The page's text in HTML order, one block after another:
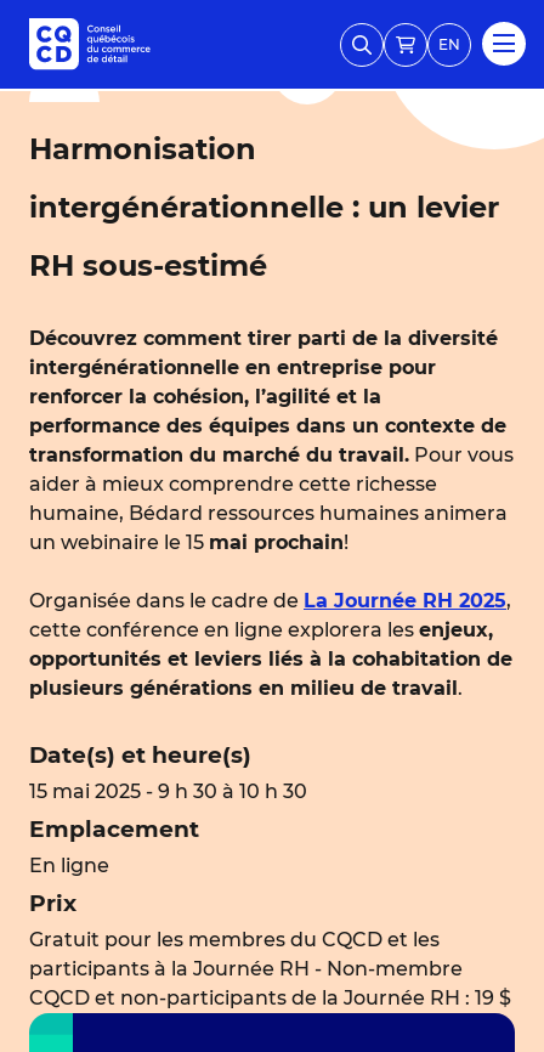
EN
Harmonisation
intergénérationnelle : un levier
RH sous-estimé
Découvrez comment tirer parti de la diversité
intergénérationnelle en entreprise pour
renforcer la cohésion, l’agilité et la
performance des équipes dans un contexte de
transformation du marché du travail. Pour vous
aider à mieux comprendre cette richesse
humaine, Bédard ressources humaines animera
un webinaire le 15 mai prochain!
Organisée dans le cadre de La Journée RH 2025,
cette conférence en ligne explorera les enjeux,
opportunités et leviers liés à la cohabitation de
plusieurs générations en milieu de travail.
Date(s) et heure(s)
15 mai 2025 - 9 h 30 à 10 h 30
Emplacement
En ligne
Prix
Gratuit pour les membres du CQCD et les
participants à la Journée RH - Non-membre
CQCD et non-participants de la Journée RH : 19 $